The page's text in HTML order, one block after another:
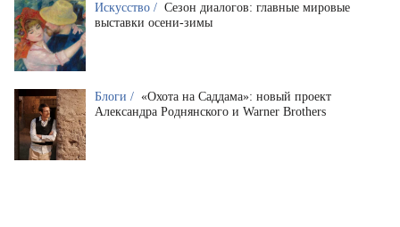
Искусство / Сезон диалогов: главные мировые
выставки осени-зимы
Блоги / «Охота на Саддама»: новый проект
Александра Роднянского и Warner Brothers